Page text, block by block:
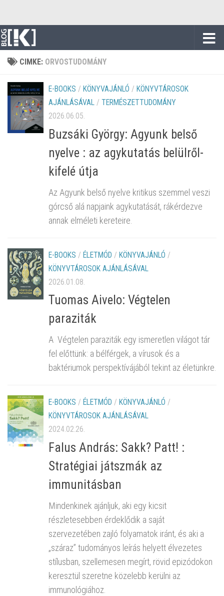
CIMKE: ORVOSTUDOMÁNY
E-BOOKS / KÖNYVAJÁNLÓ / KÖNYVTÁROSOK
AJÁNLÁSÁVAL / TERMÉSZETTUDOMÁNY
2026.06.05.
Buzsáki György: Agyunk belső
nyelve : az agykutatás belülről-
kifelé útja
Az Agyunk belső nyelve kritikus szemmel veszi
górcső alá napjaink agykutatását, rákérdezve
annak elméleti kereteire.
E-BOOKS / ÉLETMÓD / KÖNYVAJÁNLÓ /
KÖNYVTÁROSOK AJÁNLÁSÁVAL
2026.01.08.
Tuomas Aivelo: Végtelen
paraziták
A Végtelen paraziták egy ismeretlen világot tár
fel előttünk: a bélférgek, a vírusok és a
baktériumok perspektívájából tekint az életünkre.
E-BOOKS / ÉLETMÓD / KÖNYVAJÁNLÓ /
KÖNYVTÁROSOK AJÁNLÁSÁVAL
2024.02.26.
Falus András: Sakk? Patt! :
Stratégiai játszmák az
immunitásban
Mindenkinek ajánljuk, aki egy kicsit
részletesebben érdeklődik a saját
szervezetében zajló folyamatok iránt, és aki a
„száraz” tudományos leírás helyett élvezetes
stílusban, szellemesen megírt, rövid epizódokon
keresztül szeretne közelebb kerülni az
immunológiához.